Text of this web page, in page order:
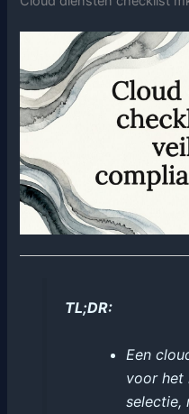
TL;DR:
Een
voor het
selectie,